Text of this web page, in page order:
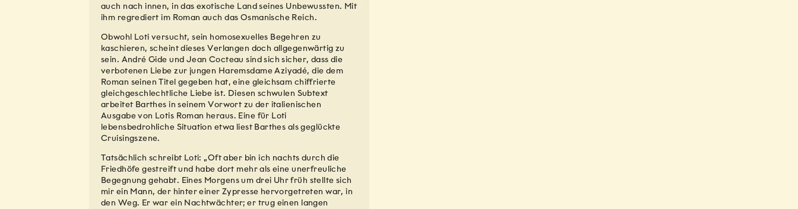
auch nach innen, in das exotische Land seines Unbewussten. Mit
ihm regrediert im Roman auch das Osmanische Reich.
Obwohl Loti versucht, sein homosexuelles Begehren zu
kaschieren, scheint dieses Verlangen doch allgegenwärtig zu
sein. André Gide und Jean Cocteau sind sich sicher, dass die
verbotenen Liebe zur jungen Haremsdame Aziyadé, die dem
Roman seinen Titel gegeben hat, eine gleichsam chiffrierte
gleichgeschlechtliche Liebe ist. Diesen schwulen Subtext
arbeitet Barthes in seinem Vorwort zu der italienischen
Ausgabe von Lotis Roman heraus. Eine für Loti
lebensbedrohliche Situation etwa liest Barthes als geglückte
Cruisingszene.
Tatsächlich schreibt Loti: „Oft aber bin ich nachts durch die
Friedhöfe gestreift und habe dort mehr als eine unerfreuliche
Begegnung gehabt. Eines Morgens um drei Uhr früh stellte sich
mir ein Mann, der hinter einer Zypresse hervorgetreten war, in
den Weg. Er war ein Nachtwächter; er trug einen langen